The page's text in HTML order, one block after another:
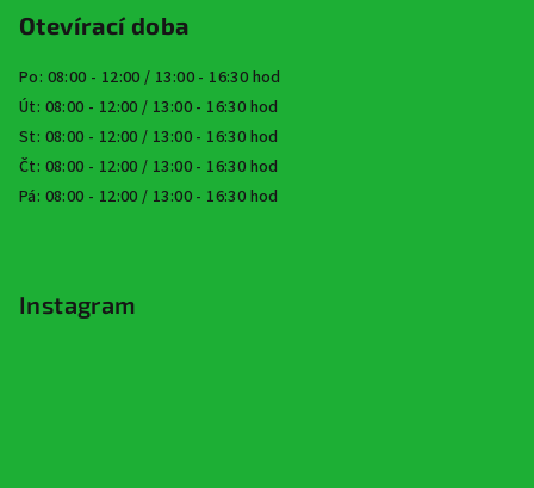
Otevírací doba
Po: 08:00 - 12:00 / 13:00 - 16:30 hod
Út: 08:00 - 12:00 / 13:00 - 16:30 hod
St: 08:00 - 12:00 / 13:00 - 16:30 hod
Čt: 08:00 - 12:00 / 13:00 - 16:30 hod
Pá: 08:00 - 12:00 / 13:00 - 16:30 hod
Instagram